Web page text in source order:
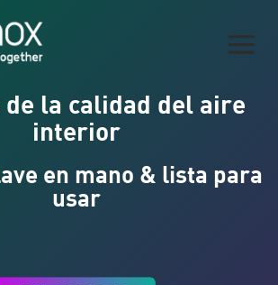
la calidad del aire
interior
en mano & lista para
usar